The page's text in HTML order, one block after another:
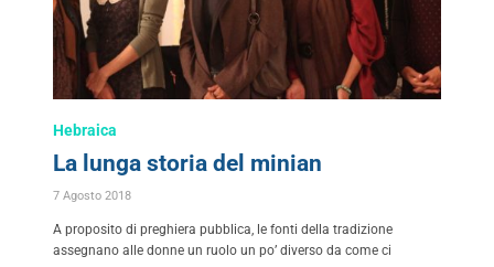
Hebraica
La lunga storia del minian
7 Agosto 2018
A proposito di preghiera pubblica, le fonti della tradizione
assegnano alle donne un ruolo un po’ diverso da come ci